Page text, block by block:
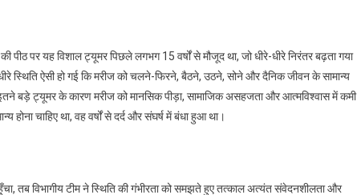
पर यह विशाल ट्यूमर पिछले लगभग 15 वर्षों से मौजूद था, जो धीरे-धीरे निरंतर बढ़ता
स्थिति ऐसी हो गई कि मरीज को चलने-फिरने, बैठने, उठने, सोने और दैनिक जीवन के सामान्य
बड़े ट्यूमर के कारण मरीज को मानसिक पीड़ा, सामाजिक असहजता और आत्मविश्वास में कमी
होना चाहिए था, वह वर्षों से दर्द और संघर्ष में बंधा हुआ था।
तब विभागीय टीम ने स्थिति की गंभीरता को समझते हुए तत्काल अत्यंत संवेदनशीलता और